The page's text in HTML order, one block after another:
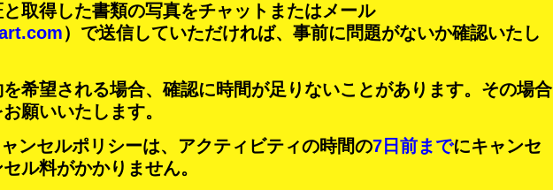
取得した書類の写真をチャットまたはメール
）で送信していただければ、事前に問題がないか確認いたし
希望される場合、確認に時間が足りないことがあります。その場合
願いいたします。
ンセルポリシーは、アクティビティの時間の7日前までにキャンセ
ル料がかかりません。